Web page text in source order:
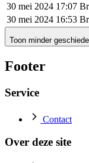
30 mei 2024 17:07
30 mei 2024 16:53
Datum
30 mei 2024 15:07
Toon minder
Footer
Service
Contact
Over deze site